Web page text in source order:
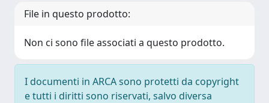
File in questo prodotto:
Non ci sono file associati a questo prodotto.
I documenti in ARCA sono protetti da copyright
e tutti i diritti sono riservati, salvo diversa